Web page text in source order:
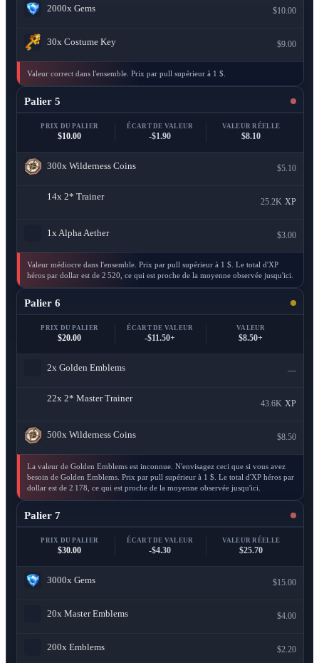
2000x Gems $10.00
30x Costume Key $9.00
Valeur correct dans l'ensemble. Prix par pull supérieur à 1 $.
Palier 5
PRIX DU PALIER
$10.00
ÉCART DE VALEUR
-$1.90
VALEUR RÉELLE
$8.10
300x Wilderness Coins $5.10
14x 2* Trainer
25.2K XP
1x Alpha Aether $3.00
Valeur médiocre dans l'ensemble. Prix par pull supérieur à 1 $. Le total d'XP
héros par dollar est de 2 520, ce qui est proche de la moyenne observée jusqu'ici.
Palier 6
PRIX DU PALIER
$20.00
ÉCART DE VALEUR
-$11.50+
VALEUR
$8.50+
2x Golden Emblems —
22x 2* Master Trainer
43.6K XP
500x Wilderness Coins $8.50
La valeur de Golden Emblems est inconnue. N'envisagez ceci que si vous avez
besoin de Golden Emblems. Prix par pull supérieur à 1 $. Le total d'XP héros par
dollar est de 2 178, ce qui est proche de la moyenne observée jusqu'ici.
Palier 7
PRIX DU PALIER
$30.00
ÉCART DE VALEUR
-$4.30
VALEUR RÉELLE
$25.70
3000x Gems $15.00
20x Master Emblems $4.00
200x Emblems $2.20